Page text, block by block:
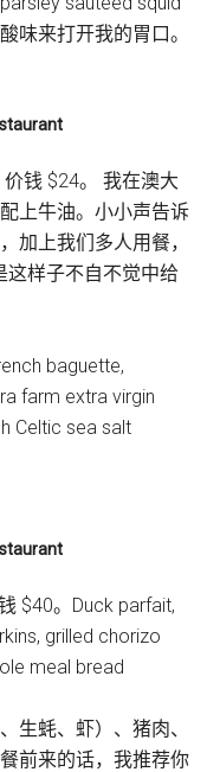
味来打开我的胃口。
钱 $24。 我在澳大
上牛油。小小声告诉
加上我们多人用餐，
这样子不自不觉中给
baguette,
farm extra virgin
Celtic sea salt
$40。Duck parfait,
grilled chorizo
meal bread
生蚝、虾）、猪肉、
前来的话，我推荐你